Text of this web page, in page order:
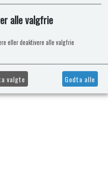
alle valgfrie
eller deaktivere alle valgfrie
valgte Godta alle